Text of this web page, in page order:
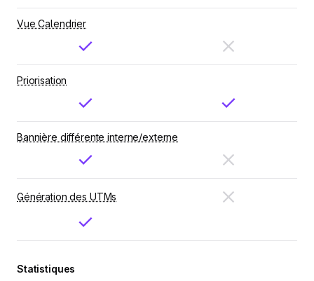
Vue Calendrier
Priorisation
Bannière différente interne/externe
Génération des UTMs
Statistiques